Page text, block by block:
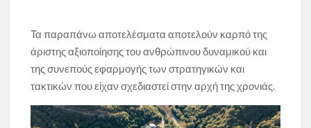
Τα παραπάνω αποτελέσματα αποτελούν καρπό της
άριστης αξιοποίησης του ανθρώπινου δυναμικού και
της συνεπούς εφαρμογής των στρατηγικών και
τακτικών που είχαν σχεδιαστεί στην αρχή της χρονιάς.